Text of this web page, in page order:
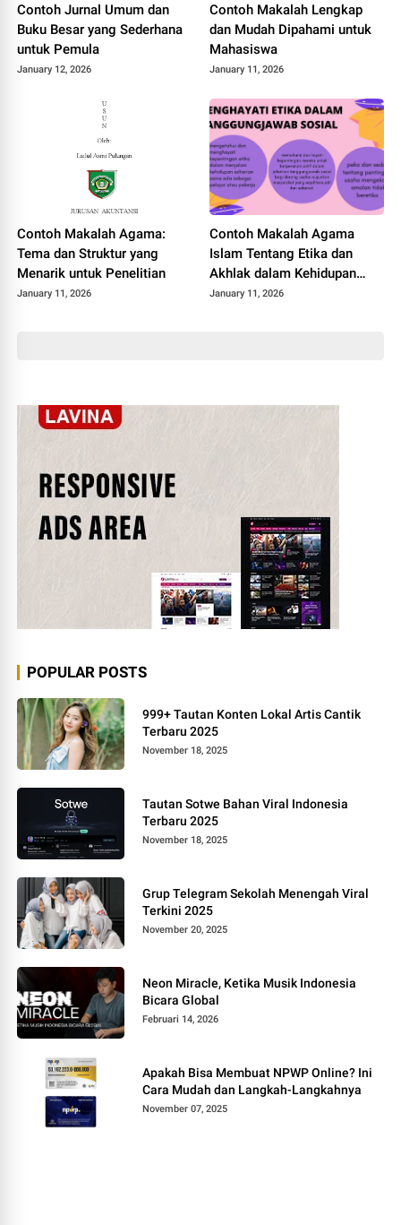
Contoh Jurnal Umum dan
Buku Besar yang Sederhana
untuk Pemula
January 12, 2026
Contoh Makalah Lengkap
dan Mudah Dipahami untuk
Mahasiswa
January 11, 2026
Contoh Makalah Agama:
Tema dan Struktur yang
Menarik untuk Penelitian
January 11, 2026
Contoh Makalah Agama
Islam Tentang Etika dan
Akhlak dalam Kehidupan
Sehari-hari
January 11, 2026
POPULAR POSTS
999+ Tautan Konten Lokal Artis Cantik
Terbaru 2025
November 18, 2025
Tautan Sotwe Bahan Viral Indonesia
Terbaru 2025
November 18, 2025
Grup Telegram Sekolah Menengah Viral
Terkini 2025
November 20, 2025
Neon Miracle, Ketika Musik Indonesia
Bicara Global
Februari 14, 2026
Apakah Bisa Membuat NPWP Online? Ini
Cara Mudah dan Langkah-Langkahnya
November 07, 2025